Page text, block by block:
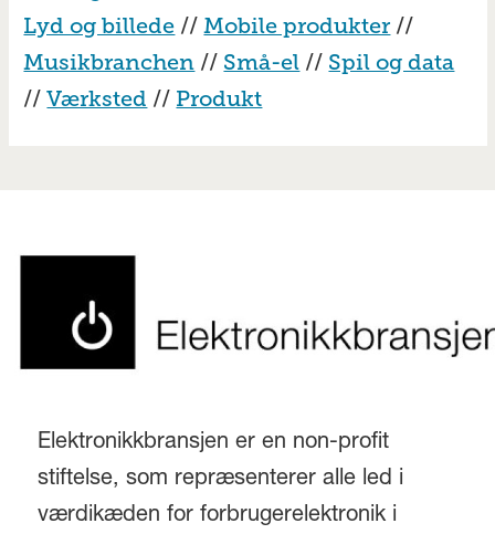
Lyd og billede //Mobile produkter //
Musikbranchen // Små-el // Spil og data
//Værksted // Produkt
Elektronikkbransjen er en non-profit
stiftelse, som repræsenterer alle led i
værdikæden for forbrugerelektronik i